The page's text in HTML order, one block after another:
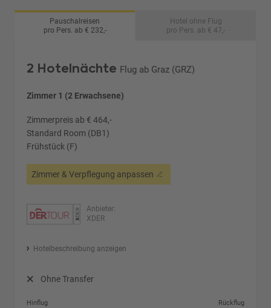
Pauschalreisen
pro Pers. ab € 232,-
Hotel ohne Flug
pro Pers. ab € 47,-
2 Hotelnächte Flug ab Graz (GRZ)
Zimmer 1 (2 Erwachsene)
Zimmerpreis ab € 464,-
Standard Room (DB1)
Frühstück (F)
Zimmer & Verpflegung anpassen
Anbieter:
XDER
Hotelbeschreibung anzeigen
Ohne Transfer
Hinflug
Rückflug